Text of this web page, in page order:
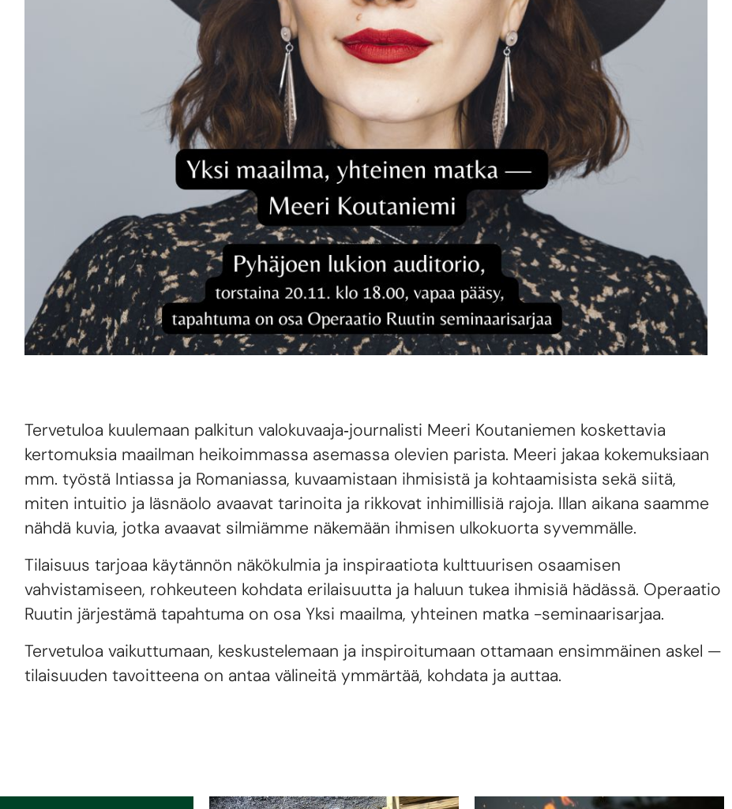
Tervetuloa kuulemaan palkitun valokuvaaja‑journalisti Meeri Koutaniemen koskettavia
kertomuksia maailman heikoimmassa asemassa olevien parista. Meeri jakaa kokemuksiaan
mm. työstä Intiassa ja Romaniassa, kuvaamistaan ihmisistä ja kohtaamisista sekä siitä,
miten intuitio ja läsnäolo avaavat tarinoita ja rikkovat inhimillisiä rajoja. Illan aikana saamme
nähdä kuvia, jotka avaavat silmiämme näkemään ihmisen ulkokuorta syvemmälle.
Tilaisuus tarjoaa käytännön näkökulmia ja inspiraatiota kulttuurisen osaamisen
vahvistamiseen, rohkeuteen kohdata erilaisuutta ja haluun tukea ihmisiä hädässä. Operaatio
Ruutin järjestämä tapahtuma on osa Yksi maailma, yhteinen matka -seminaarisarjaa.
Tervetuloa vaikuttumaan, keskustelemaan ja inspiroitumaan ottamaan ensimmäinen askel —
tilaisuuden tavoitteena on antaa välineitä ymmärtää, kohdata ja auttaa.